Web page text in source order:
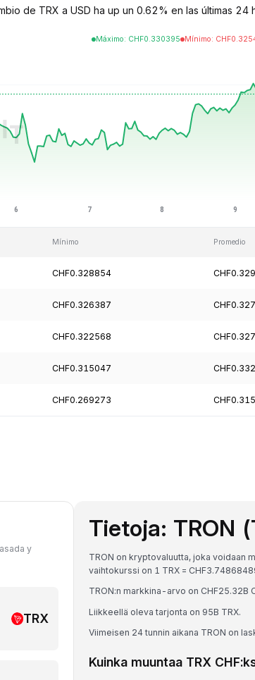
de TRX a USD ha up un 0.62% en las últimas 24
Máximo: CHF0.330395 Mínimo: CHF
Mínimo Promedio
CHF0.328854
CHF0.326387
CHF0.322568
CHF0.315047
CHF0.269273
y
TRX
Tietoja: TRON
TRON on kryptovaluutta, joka voidaan
vaihtokurssi on 1 TRX =
TRON:n markkina-arvo on CHF25.32B
Liikkeellä oleva tarjonta on 95B TRX.
Viimeisen 24 tunnin aikana TRON on
Kuinka muuntaa TRX